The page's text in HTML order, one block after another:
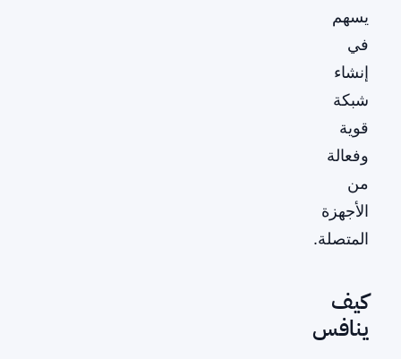
يسهم
في
إنشاء
شبكة
قوية
وفعالة
من
الأجهزة
المتصلة.
كيف
ينافس